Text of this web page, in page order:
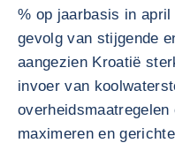
% op jaarbasis in
gevolg van stijgende
aangezien Kroatië
invoer van
maximeren en